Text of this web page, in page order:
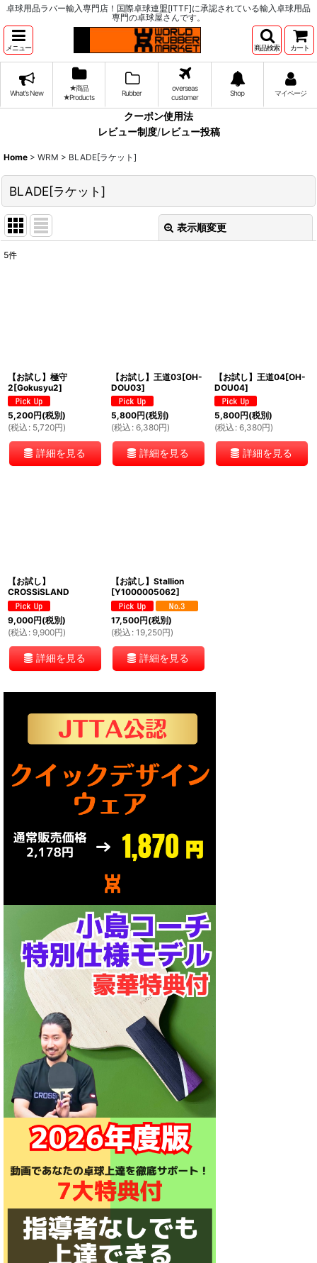
卓球用品ラバー輸入専門店！国際卓球連盟[ITTF]に承認されている輸入卓球用品
専門の卓球屋さんです。
メニュー 商品検索 カート
What's New
★商品
★Products
Rubber
overseas
customer
Shop マイページ
クーポン使用法
レビュー制度/レビュー投稿
Home > WRM > BLADE[ラケット]
BLADE[ラケット]
表示順変更
5件
【お試し】極守
2[Gokusyu2]
5,200円(税別)
(税込 : 5,720円)
詳細を見る
【お試し】王道03[OH-
DOU03]
5,800円(税別)
(税込 : 6,380円)
詳細を見る
【お試し】王道04[OH-
DOU04]
5,800円(税別)
(税込 : 6,380円)
詳細を見る
【お試し】
CROSSiSLAND
9,000円(税別)
(税込 : 9,900円)
詳細を見る
【お試し】Stallion
[Y1000005062]
17,500円(税別)
(税込 : 19,250円)
詳細を見る